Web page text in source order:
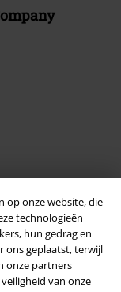
op onze website, die
technologieën
hun gedrag en
ons geplaatst, terwijl
onze partners
van onze